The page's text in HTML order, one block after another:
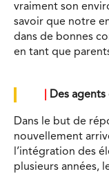
vraiment son
savoir que notre
dans de bonnes
en tant que
Des agents
Dans le but de
nouvellement
l’intégration des
plusieurs années,